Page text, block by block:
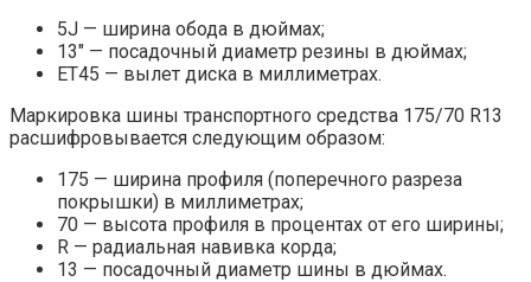
5J — ширина обода в дюймах;
13″ — посадочный диаметр резины в дюймах;
ET45 — вылет диска в миллиметрах.
Маркировка шины транспортного средства 175/70 R13
расшифровывается следующим образом:
175 — ширина профиля (поперечного разреза
покрышки) в миллиметрах;
70 — высота профиля в процентах от его ширины;
R — радиальная навивка корда;
13 — посадочный диаметр шины в дюймах.